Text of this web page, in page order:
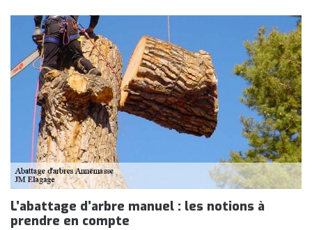
L’abattage d’arbre manuel : les notions à
prendre en compte